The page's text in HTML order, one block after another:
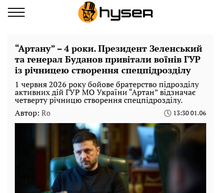
“Артану” – 4 роки. Президент Зеленський
та генерал Буданов привітали воїнів ГУР
із річницею створення спецпідрозділу
1 червня 2026 року бойове братерство підрозділу
активних дій ГУР МО України “Артан” відзначає
четверту річницю створення спецпідрозділу.
Автор: Ro 13:30 01.06